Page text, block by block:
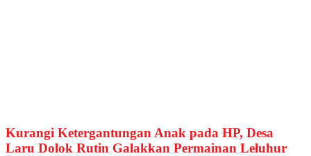
Kurangi Ketergantungan Anak pada HP, Desa
Laru Dolok Rutin Galakkan Permainan Leluhur